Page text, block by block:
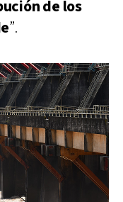
de los
”.